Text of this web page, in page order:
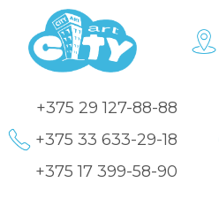
+375 29127-88-88
+375 33 633-29-18
+375 17 399-58-90